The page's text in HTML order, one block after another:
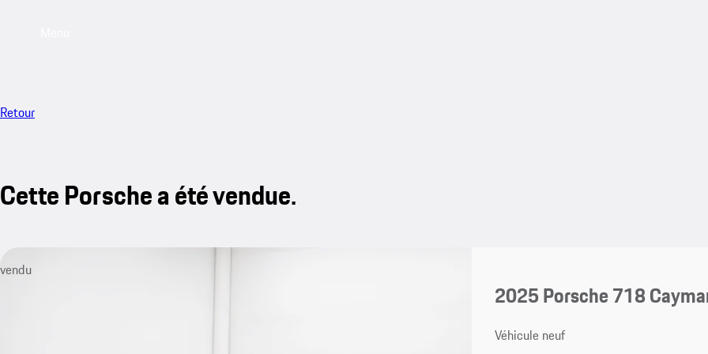
Retour
Cette Porsche a été vendue.
vendu
2025 Porsche 718
Véhicule neuf